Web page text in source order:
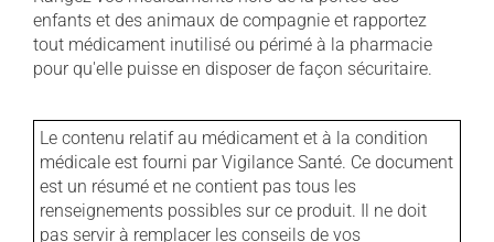
enfants et des animaux de compagnie et rapportez
tout médicament inutilisé ou périmé à la pharmacie
pour qu'elle puisse en disposer de façon sécuritaire.
Le contenu relatif au médicament et à la condition
médicale est fourni par Vigilance Santé. Ce document
est un résumé et ne contient pas tous les
renseignements possibles sur ce produit. Il ne doit
pas servir à remplacer les conseils de vos